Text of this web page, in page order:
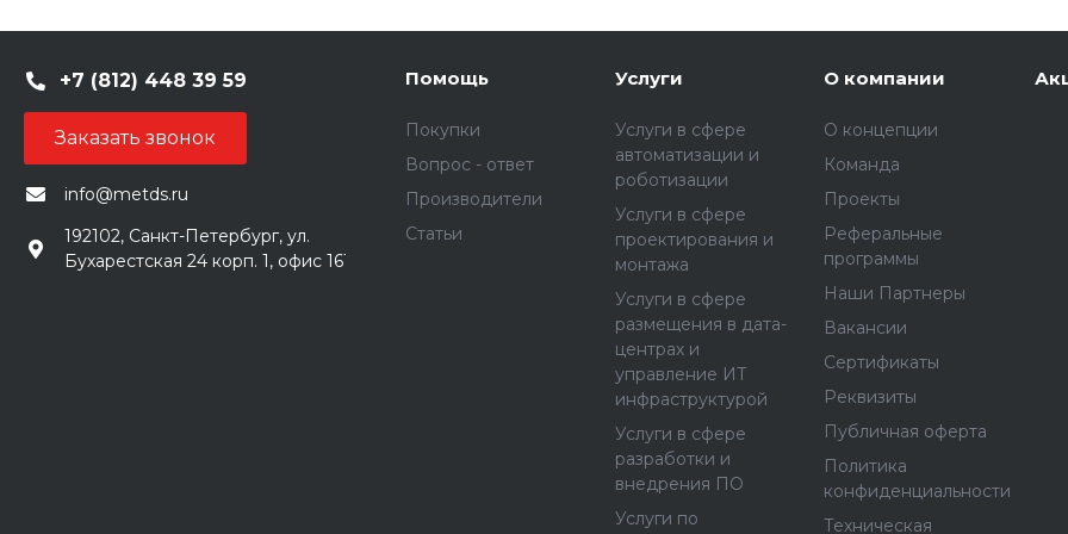
+7 (812) 448 39 59
Заказать звонок
info@metds.ru
192102, Санкт-Петербург, ул.
Бухарестская 24 корп. 1, офис 161
Помощь
Покупки
Вопрос - ответ
Производители
Статьи
Услуги
Услуги в сфере
автоматизации и
роботизации
Услуги в сфере
проектирования и
монтажа
Услуги в сфере
размещения в дата-
центрах и
управление ИТ
инфраструктурой
Услуги в сфере
разработки и
внедрения ПО
Услуги по
О компании
О концепции
Команда
Проекты
Реферальные
программы
Наши Партнеры
Вакансии
Сертификаты
Реквизиты
Публичная оферта
Политика
конфиденциальности
Техническая